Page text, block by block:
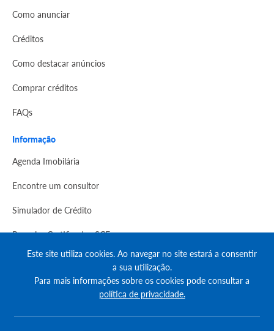
Como anunciar
Créditos
Como destacar anúncios
Comprar créditos
FAQs
Informação
Agenda Imobilária
Encontre um consultor
Simulador de Crédito
Pesquisa Certificados SCE
Redes sociais
Este site utiliza cookies. Ao navegar no site estará a consentir
a sua utilização.
Para mais informações sobre os cookies pode consultar a
política de privacidade.